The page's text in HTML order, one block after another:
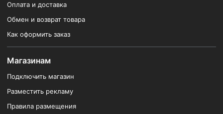
Оплата и доставка
Обмен и возврат товара
Как оформить заказ
Магазинам
Подключить магазин
Разместить рекламу
Правила размещения